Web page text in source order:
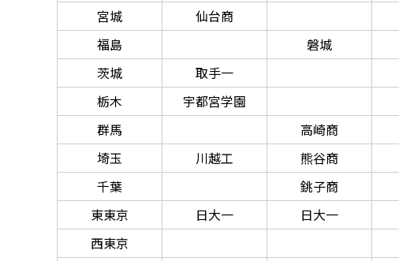
宮城
仙台商
福島
磐城
茨城
取手一
栃木
宇都宮学園
群馬
高崎商
埼玉
川越工 熊谷商
千葉
銚子商
東東京
日大一 日大一
西東京